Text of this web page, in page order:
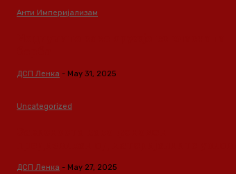
Анти Империјализам
ДСП Ленка - May 31, 2025
Uncategorized
ДСП Ленка - May 27, 2025